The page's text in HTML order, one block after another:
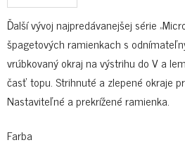
Ďalší vývoj najpredávanejšej série
špagetových ramienkach s
vrúbkovaný okraj na výstrihu do V a
časť topu. Strihnuté a zlepené okraje
Nastaviteľné a prekrížené ramienka.
Farba